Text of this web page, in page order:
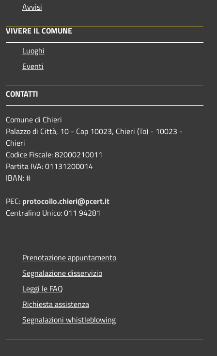
Avvisi
VIVERE IL COMUNE
Luoghi
Eventi
CONTATTI
Comune di Chieri
Palazzo di Città, 10 - Cap 10023, Chieri (To) - 10023 -
Chieri
Codice Fiscale: 82000210011
Partita IVA: 01131200014
IBAN: #
PEC: protocollo.chieri@pcert.it
Centralino Unico: 011 94281
Prenotazione appuntamento
Segnalazione disservizio
Leggi le FAQ
Richiesta assistenza
Segnalazioni whistleblowing